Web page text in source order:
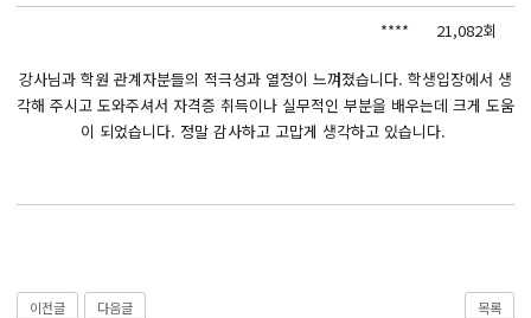
**** 21,082회
강사님과 학원 관계자분들의 적극성과 열정이 느껴졌습니다. 학생입장에서 생
각해 주시고 도와주셔서 자격증 취득이나 실무적인 부분을 배우는데 크게 도움
이 되었습니다. 정말 감사하고 고맙게 생각하고 있습니다.
이전글 다음글 목록
생성형AI
BIM 건축설계 및 실내건축설계(캐드(CAD),맥스(MAX),레빗(REVIT))실무자 양성과정
디지털컨버전스 자바(JAVA)개발자(전자정부 프레임워크/SPRING)